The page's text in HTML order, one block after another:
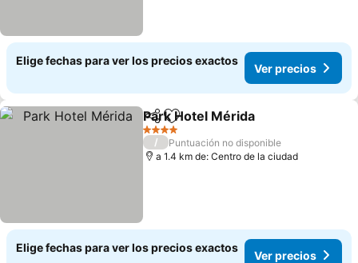
Elige fechas para ver los precios exactos
Ver precios
CompartirAgregar a favoritos
Park Hotel Mérida
4 Estrellas
/
Puntuación no disponible
a 1.4 km de: Centro de la ciudad
Elige fechas para ver los precios exactos
Ver precios